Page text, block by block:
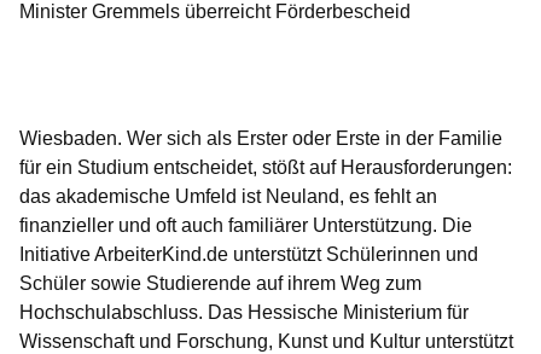
Minister Gremmels überreicht Förderbescheid
Wiesbaden. Wer sich als Erster oder Erste in der Familie
für ein Studium entscheidet, stößt auf Herausforderungen:
das akademische Umfeld ist Neuland, es fehlt an
finanzieller und oft auch familiärer Unterstützung. Die
Initiative ArbeiterKind.de unterstützt Schülerinnen und
Schüler sowie Studierende auf ihrem Weg zum
Hochschulabschluss. Das Hessische Ministerium für
Wissenschaft und Forschung, Kunst und Kultur unterstützt